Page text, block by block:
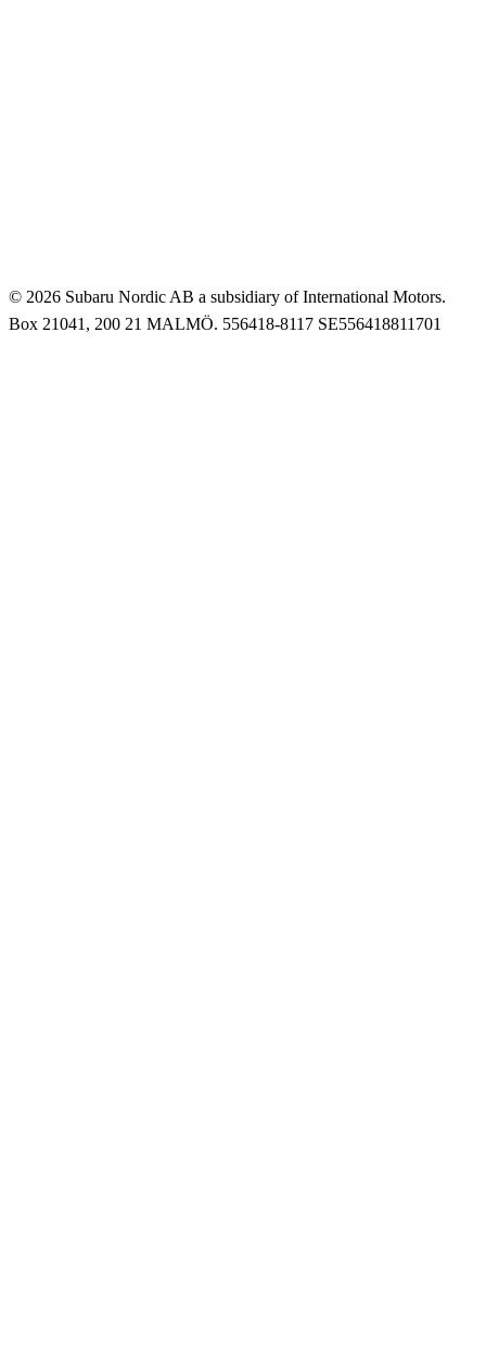
© 2026 Subaru Nordic AB a subsidiary of International Motors.
Box 21041, 200 21 MALMÖ. 556418-8117 SE556418811701